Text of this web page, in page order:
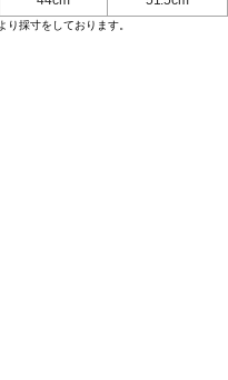
採寸をしております。